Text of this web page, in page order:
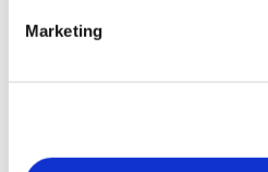
Marketing